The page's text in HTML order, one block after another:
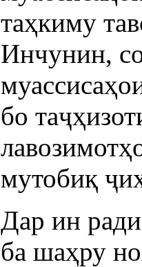
таҳкиму
Инчунин,
бо
мутобиқ
Дар ин
ба шаҳру